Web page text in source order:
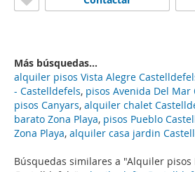
Búsquedas similares a "Alquiler
Más búsquedas...
alquiler pisos Vista Alegre
- Castelldefels, pisos Avenida Del Mar
pisos Canyars, alquiler chalet
barato Zona Playa, pisos Pueblo
Zona Playa, alquiler casa jardin